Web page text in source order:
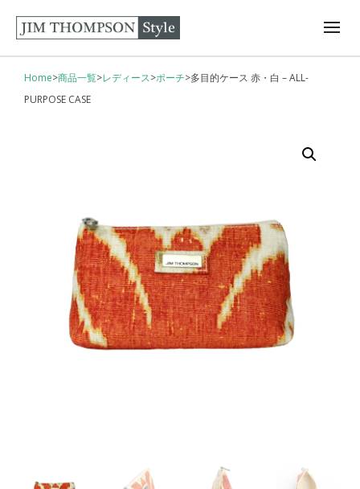
Home>商品一覧>レディース>ポーチ>多目的ケース 赤・白 – ALL-
PURPOSE CASE